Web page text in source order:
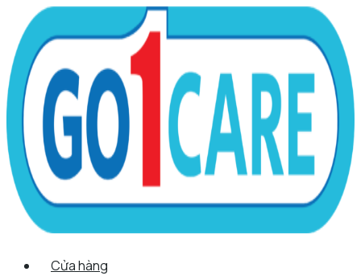
nội
dung
Menu
Cửa hàng
Tên*
Email*
Trang
web
Scroll
Up